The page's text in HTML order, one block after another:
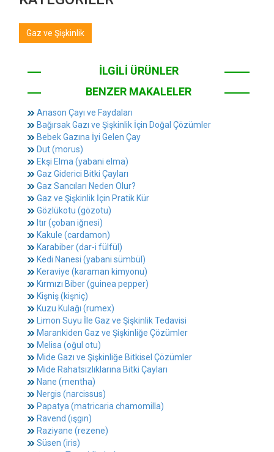
Gaz ve Şişkinlik
İLGİLİ ÜRÜNLER
BENZER MAKALELER
Anason Çayı ve Faydaları
Bağırsak Gazı ve Şişkinlik İçin Doğal Çözümler
Bebek Gazına İyi Gelen Çay
Dut (morus)
Ekşi Elma (yabani elma)
Gaz Giderici Bitki Çayları
Gaz Sancıları Neden Olur?
Gaz ve Şişkinlik İçin Pratik Kür
Gözlükotu (gözotu)
Itır (çoban iğnesi)
Kakule (cardamon)
Karabiber (dar-i fülfül)
Kedi Nanesi (yabani sümbül)
Keraviye (karaman kimyonu)
Kırmızı Biber (guinea pepper)
Kişniş (kişniç)
Kuzu Kulağı (rumex)
Limon Suyu İle Gaz ve Şişkinlik Tedavisi
Marankiden Gaz ve Şişkinliğe Çözümler
Melisa (oğul otu)
Mide Gazı ve Şişkinliğe Bitkisel Çözümler
Mide Rahatsızlıklarına Bitki Çayları
Nane (mentha)
Nergis (narcissus)
Papatya (matricaria chamomilla)
Ravend (ışgın)
Raziyane (rezene)
Süsen (iris)